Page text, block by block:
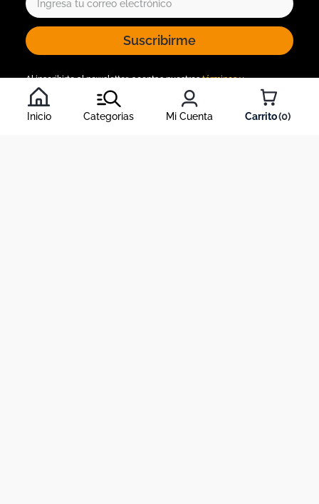
Inicio Categorias Mi Cuenta 0
Suscribirme
Al inscribirte al newsletter, aceptas nuestrostérminos y
condiciones
, y nuestra política de tratamiento de información.